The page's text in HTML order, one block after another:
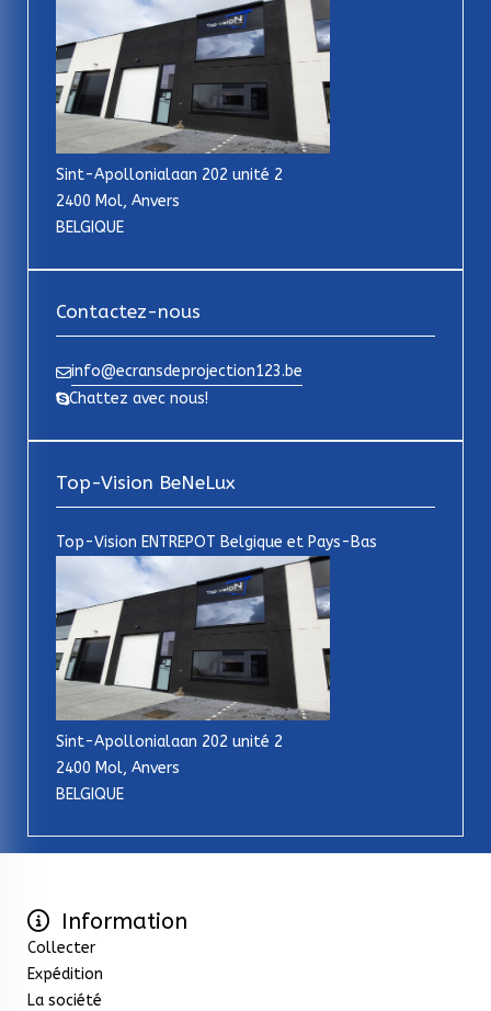
Sint-Apollonialaan 202 unité 2
2400 Mol, Anvers
BELGIQUE
Contactez-nous
info@ecransdeprojection123.be
Chattez avec nous!
Top-Vision BeNeLux
Top-Vision ENTREPOT Belgique et Pays-Bas
Sint-Apollonialaan 202 unité 2
2400 Mol, Anvers
BELGIQUE
Information
Collecter
Expédition
La société